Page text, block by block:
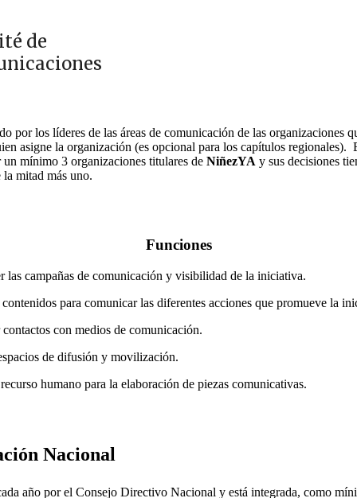
de
por los líderes de las áreas de comunicación de las organizaciones
asigne la organización (es opcional para los capítulos regionales).
un mínimo 3 organizaciones titulares de NiñezYA y sus decisiones
mitad más uno.
Funciones
las campañas de comunicación y visibilidad de la iniciativa.
contenidos para comunicar las diferentes acciones que promueve la
con medios de comunicación.
de difusión y movilización.
humano para la elaboración de piezas comunicativas.
Nacional
año por el Consejo Directivo Nacional y está integrada, como